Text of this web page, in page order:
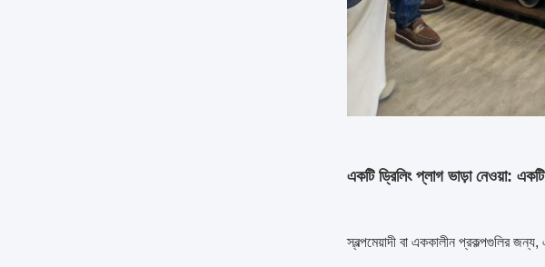
একটি ড্রিলিং প্লাগ ভাড়া নেওয়া: একটি
স্বল্পমেয়াদী বা এককালীন প্রকল্পগুলির